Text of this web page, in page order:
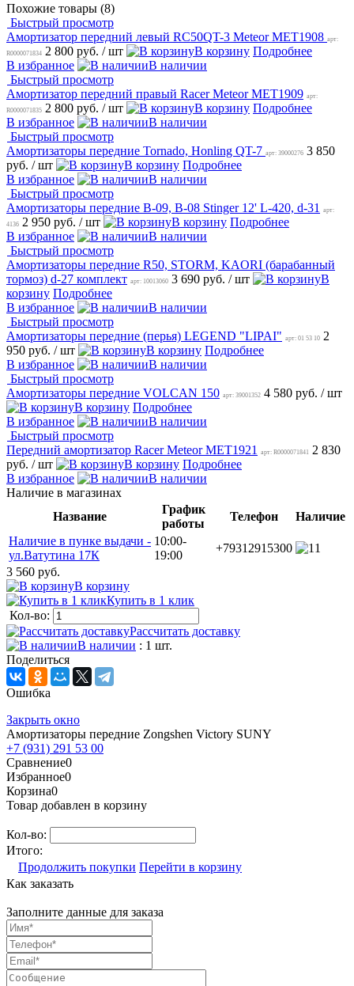
Похожие товары (8)
Быстрый просмотр
Амортизатор передний левый RC50QT-3 Meteor MET1908 арт:
R0000071834 2 800 руб. / шт В корзину Подробнее
В избранное
В наличии
Быстрый просмотр
Амортизатор передний правый Racer Meteor MET1909 арт:
R0000071835 2 800 руб. / шт В корзину Подробнее
В избранное
В наличии
Быстрый просмотр
Амортизаторы передние Tornado, Honling QT-7 арт: 39000276 3 850
руб. / шт В корзину Подробнее
В избранное
В наличии
Быстрый просмотр
Амортизаторы передние B-09, B-08 Stinger 12' L-420, d-31
арт:
4136 2 950 руб. / шт В корзину Подробнее
В избранное
В наличии
Быстрый просмотр
Амортизаторы передние R50, STORM, KAORI (барабанный
тормоз) d-27 комплект арт: 10013060 3 690 руб. / шт
В
корзину Подробнее
В избранное
В наличии
Быстрый просмотр
Амортизаторы передние (перья) LEGEND "LIPAI" арт: 01 53 10 2
950 руб. / шт В корзину Подробнее
В избранное
В наличии
Быстрый просмотр
Амортизаторы передние VOLCAN 150 арт: 39001352 4 580 руб. / шт
В корзину Подробнее
В избранное
В наличии
Быстрый просмотр
Передний амортизатор Racer Meteor MET1921
арт: R0000071841 2 830
руб. / шт В корзину Подробнее
В избранное
В наличии
Наличие в магазинах
Название
График
работы
Телефон
Наличие
Наличие в пунке выдачи -
ул.Ватутина 17К
10:00-
19:00
+79312915300
1
3 560 руб.
В корзину
Купить в 1 клик
Кол-во:
Рассчитать доставку
В наличии : 1 шт.
Поделиться
Ошибка
Закрыть окно
Амортизаторы передние Zongshen Victory SUNY
+7 (931) 291 53 00
Сравнение0
Избранное0
Корзина0
Товар добавлен в корзину
Кол-во:
Итого:
Продолжить покупки Перейти в корзину
Как заказать
Заполните данные для заказа